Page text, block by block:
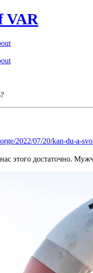
VAR
2022/07/20/kan-du-a-
этого достаточно.